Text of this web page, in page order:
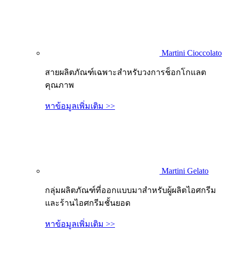
Martini Cioccolato
สายผลิตภัณฑ์เฉพาะสำหรับวงการช็อกโกแลต
คุณภาพ
หาข้อมูลเพิ่มเติม >>
Martini Gelato
กลุ่มผลิตภัณฑ์ที่ออกแบบมาสำหรับผู้ผลิตไอศกรีม
และร้านไอศกรีมชั้นยอด
หาข้อมูลเพิ่มเติม >>